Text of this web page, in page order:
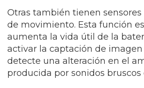
Otras también tienen
de movimiento. Esta función
aumenta la vida útil de la
activar la captación de imagen
detecte una alteración en el
producida por sonidos